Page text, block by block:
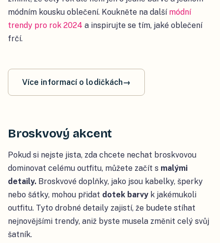
módním kousku oblečení. Koukněte na další módní
trendy pro rok 2024 a inspirujte se tím, jaké oblečení
frčí.
Více informací o lodičkách→
Broskvový akcent
Pokud si nejste jista, zda chcete nechat broskvovou
dominovat celému outfitu, můžete začít s malými
detaily. Broskvové doplňky, jako jsou kabelky, šperky
nebo šátky, mohou přidat dotek barvy k jakémukoli
outfitu. Tyto drobné detaily zajistí, že budete stíhat
nejnovějšími trendy, aniž byste musela změnit celý svůj
šatník.